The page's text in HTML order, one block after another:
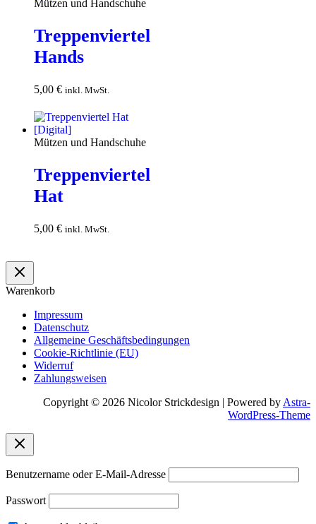
Mützen und Handschuhe
Treppenviertel
Hands
5,00 € inkl. MwSt.
Mützen und Handschuhe
Treppenviertel
Hat
5,00 € inkl. MwSt.
Warenkorb
Impressum
Datenschutz
Allgemeine Geschäftsbedingungen
Cookie-Richtlinie (EU)
Widerruf
Zahlungsweisen
Copyright © 2026 Nicolor Strickdesign | Powered byAstra-
WordPress-Theme
Benutzername oder E-Mail-Adresse
Passwort